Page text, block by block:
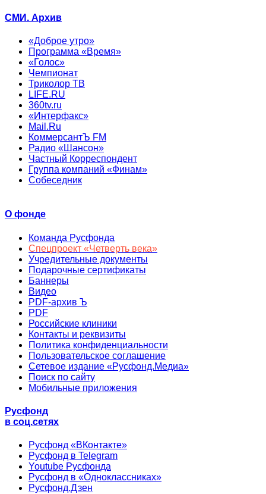
СМИ. Архив
«Доброе утро»
Программа «Время»
«Голос»
Чемпионат
Триколор ТВ
LIFE.RU
360tv.ru
«Интерфакс»
Mail.Ru
КоммерсантЪ FM
Радио «Шансон»
Частный Корреспондент
Группа компаний «Финам»
Собеседник
О фонде
Команда Русфонда
Спецпроект «Четверть века»
Учредительные документы
Подарочные сертификаты
Баннеры
Видео
PDF-архив Ъ
PDF
Российские клиники
Контакты и реквизиты
Политика конфиденциальности
Пользовательское соглашение
Сетевое издание «Русфонд.Медиа»
Поиск по сайту
Мобильные приложения
Русфонд
в соц.сетях
Русфонд «ВКонтакте»
Русфонд в Telegram
Youtube Русфонда
Русфонд в «Одноклассниках»
Русфонд.Дзен